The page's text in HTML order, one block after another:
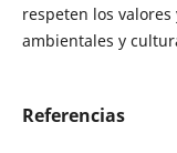
respeten los
ambientales y
Referencias